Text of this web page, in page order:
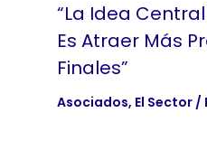
“La Idea
Es Atraer Más
Finales”
Asociados, El Sector/